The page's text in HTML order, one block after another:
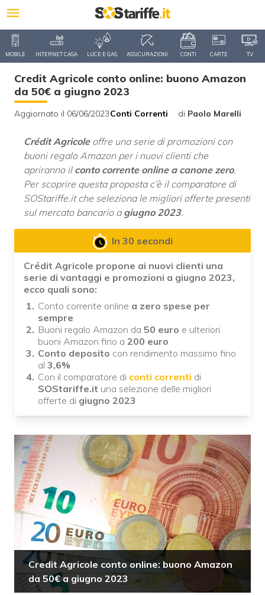
MOBILE INTERNET CASA LUCE E GAS ASSICURAZIONI CONTI CARTE TV
Credit Agricole conto online: buono Amazon
da 50€ a giugno 2023
Aggiornato il 06/06/2023Conti Correnti di Paolo Marelli
Crédit Agricoleoffre una serie di promozioni con
buoni regalo Amazon per i nuovi clienti che
apriranno il conto corrente online a canone zero.
Per scoprire questa proposta c’è il comparatore di
SOStariffe.it che seleziona le migliori offerte presenti
sul mercato bancario a giugno 2023.
In 30 secondi
Crédit Agricole propone ai nuovi clienti una
serie di vantaggi e promozioni a giugno 2023,
ecco quali sono:
Conto corrente online a zero spese per
sempre
Buoni regalo Amazon da 50 euro e ulteriori
buoni Amazon fino a 200 euro
Conto deposito con rendimento massimo fino
al 3,6%
Con il comparatore di conti correnti di
SOStariffe.it una selezione delle migliori
offerte di giugno 2023
Credit Agricole conto online: buono Amazon
da 50€ a giugno 2023